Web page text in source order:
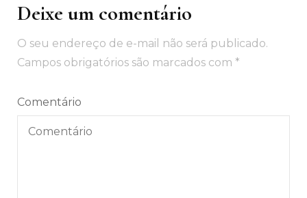
Deixe um comentário
O seu endereço de e-mail não será publicado.
Campos obrigatórios são marcados com *
Comentário